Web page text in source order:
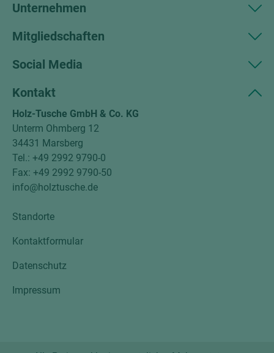
Unternehmen
Mitgliedschaften
Social Media
Kontakt
Holz-Tusche GmbH & Co. KG
Unterm Ohmberg 12
34431 Marsberg
Tel.: +49 2992 9790-0
Fax: +49 2992 9790-50
info@holztusche.de
Standorte
Kontaktformular
Datenschutz
Impressum